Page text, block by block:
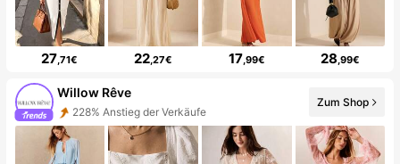
27 ,71€ 22 ,27€ 17,99€ 28 ,99€
Willow Rêve
228% Anstieg der Verkäufe
137% Anstieg der Follower
Zum Shop